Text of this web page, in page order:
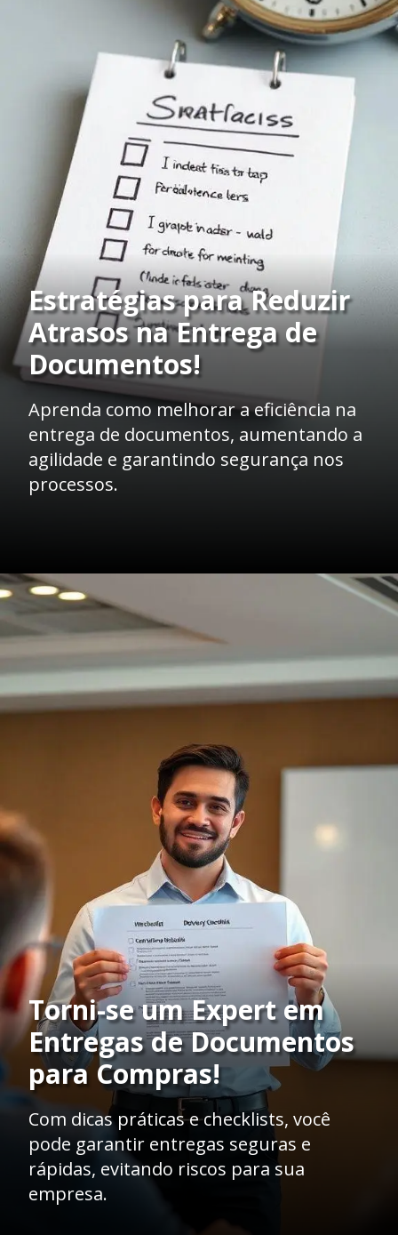
Estratégias para Reduzir
Atrasos na Entrega de
Documentos!
Aprenda como melhorar a eficiência na
entrega de documentos, aumentando a
agilidade e garantindo segurança nos
processos.
Opening https://caasexpresss.com/entrega-de-documentos-para-departamentos-de-compras-agilidade-e-seguranca-imediata/
Torni-se um Expert em
Entregas de Documentos
para Compras!
Com dicas práticas e checklists, você
pode garantir entregas seguras e
rápidas, evitando riscos para sua
empresa.